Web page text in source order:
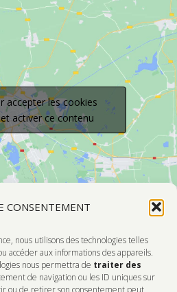
CONSENTEMENT
nous utilisons des technologies telles
accéder aux informations des appareils.
nous permettra de traiter des
de navigation ou les ID uniques sur
ou de retirer son consentement peut
accepter les cookies
activer ce contenu
Devenir Membre